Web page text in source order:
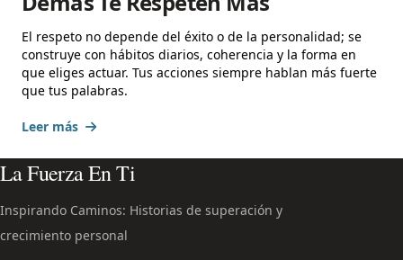
El respeto no depende del éxito o de la personalidad; se
construye con hábitos diarios, coherencia y la forma en
que eliges actuar. Tus acciones siempre hablan más fuerte
que tus palabras.
Leer más
La Fuerza En Ti
Inspirando Caminos: Historias de superación y
crecimiento personal